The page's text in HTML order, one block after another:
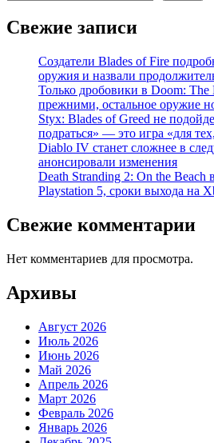
Свежие записи
Создатели Blades of Fire
оружия и назвали
Только дробовики в Doom: The
прежними, остальное оружие
Styx: Blades of Greed не
подраться» — это игра «для
Diablo IV станет сложнее в
анонсировали изменения
Death Stranding 2: On the
Playstation 5, сроки выхода на
Свежие комментарии
Нет комментариев для просмотра.
Архивы
Август 2026
Июль 2026
Июнь 2026
Май 2026
Апрель 2026
Март 2026
Февраль 2026
Январь 2026